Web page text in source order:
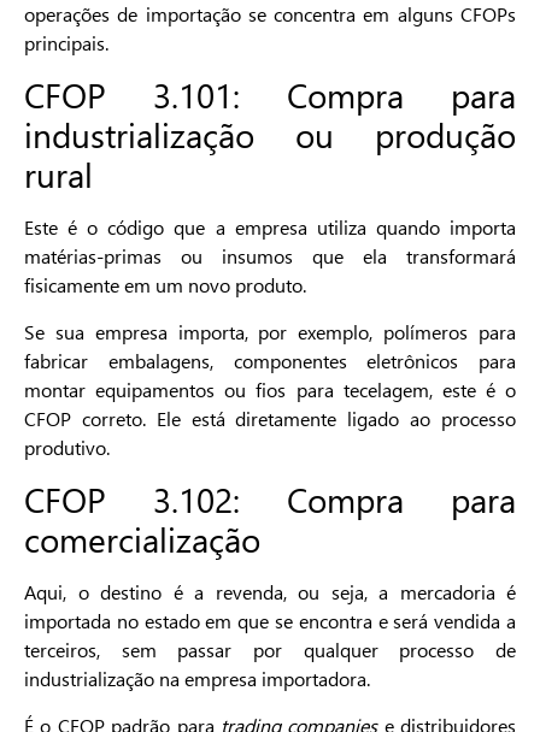
operações de importação se concentra em alguns CFOPs
principais.
CFOP 3.101: Compra para
industrialização ou produção
rural
Este é o código que a empresa utiliza quando importa
matérias-primas ou insumos que ela transformará
fisicamente em um novo produto.
Se sua empresa importa, por exemplo, polímeros para
fabricar embalagens, componentes eletrônicos para
montar equipamentos ou fios para tecelagem, este é o
CFOP correto. Ele está diretamente ligado ao processo
produtivo.
CFOP 3.102: Compra para
comercialização
Aqui, o destino é a revenda, ou seja, a mercadoria é
importada no estado em que se encontra e será vendida a
terceiros, sem passar por qualquer processo de
industrialização na empresa importadora.
É o CFOP padrão para trading companiese distribuidores